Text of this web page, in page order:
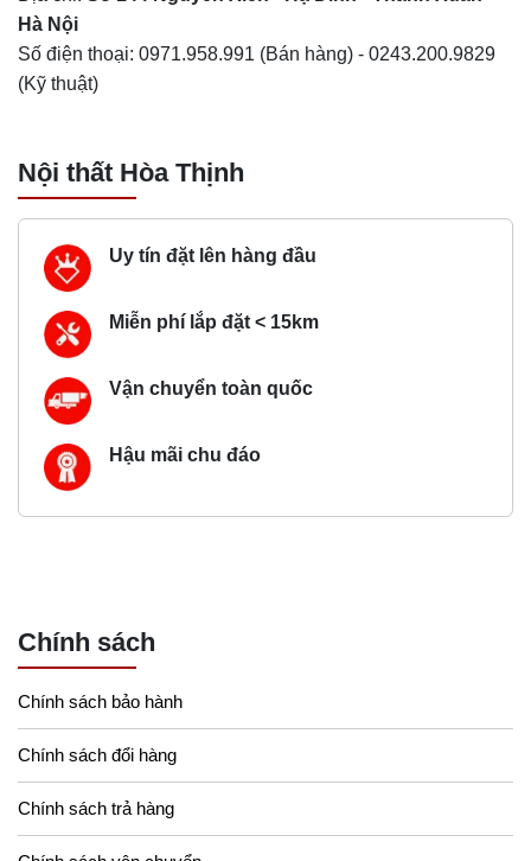
Hà Nội
Số điện thoại: 0971.958.991 (Bán hàng) - 0243.200.9829
(Kỹ thuật)
Nội thất Hòa Thịnh
Uy tín đặt lên hàng đầu
Miễn phí lắp đặt < 15km
Vận chuyển toàn quốc
Hậu mãi chu đáo
Chính sách
Chính sách bảo hành
Chính sách đổi hàng
Chính sách trả hàng